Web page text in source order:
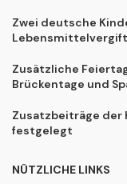
Zwei deutsche
Zusätzliche
Brückentage und
Zusatzbeiträge der
festgelegt
NÜTZLICHE LINKS